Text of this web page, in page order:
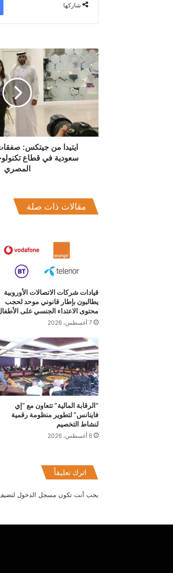
شاركها
ايتيدا
من
جيتكس:
صفقات
واستثمارات
سعودية
قطاع
تكنولوجيا
المعلومات
المصري
ايتيدا من جيتكس:
سعودية في قطاع
المصري
مقالات ذات صلة
قيادات شركات الاتصالات الأوروبية
يطالبون بإطار قانوني موحد لحجب
محتوى الاعتداء الجنسي على
7 أغسطس، 2026
“الرقابة المالية” تتعاون مع “إي
فاينانس” لتطوير منظومة رقمية
لنشاط التخصيم
6 أغسطس، 2026
اترك تعليقاً
يجب أنت تكون مسجل الدخول